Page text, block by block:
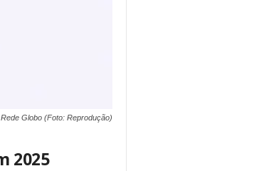
Globo (Foto: Reprodução)
2025